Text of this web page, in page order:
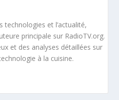
technologies et l’actualité,
principale sur RadioTV.org.
et des analyses détaillées sur
à la cuisine.